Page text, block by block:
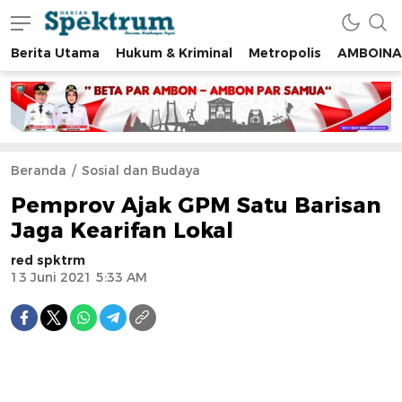
spektrumonline.com
Berita Utama Hukum & Kriminal Metropolis AMBOINA
Beranda Sosial dan Budaya
Pemprov Ajak GPM Satu Barisan
Jaga Kearifan Lokal
red spktrm
13 Juni 2021 5:33 AM